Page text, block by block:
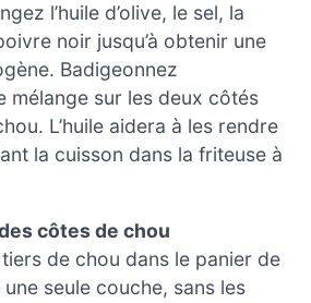
l’huile d’olive, le sel, la
noir jusqu’à obtenir une
Badigeonnez
mélange sur les deux côtés
L’huile aidera à les rendre
la cuisson dans la friteuse à
côtes de chou
de chou dans le panier de
seule couche, sans les